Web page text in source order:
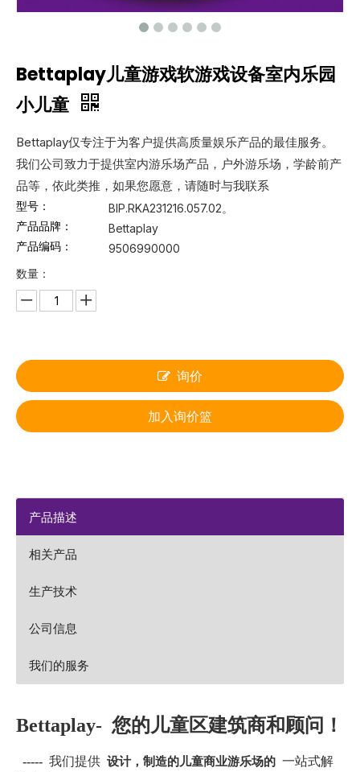
Bettaplay儿童游戏软游戏设备室内乐园
小儿童
Bettaplay仅专注于为客户提供高质量娱乐产品的最佳服务。
我们公司致力于提供室内游乐场产品，户外游乐场，学龄前产
品等，依此类推，如果您愿意，请随时与我联系
型号：
BIP.RKA231216.057.02。
产品品牌：
Bettaplay
产品编码：
9506990000
数量：
询价
加入询价篮
产品描述
相关产品
生产技术
公司信息
我们的服务
Bettaplay- 您的儿童区建筑商和顾问！
----- 我们提供 设计，制造的儿童商业游乐场的 一站式解